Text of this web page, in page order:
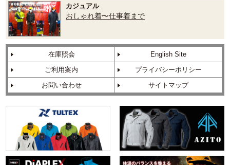
カジュアル
おしゃれ着〜仕事着まで
在庫照会
English Site
ご利用案内
プライバシーポリシー
お問い合わせ
サイトマップ